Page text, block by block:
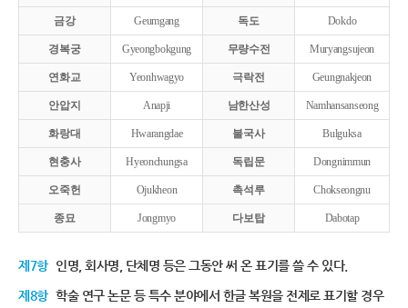
금강 Geumgang 독도 Dokdo
경복궁 Gyeongbokgung 무량수전 Muryangsujeon
연화교 Yeonhwagyo 극락전 Geungnakjeon
안압지 Anapji 남한산성 Namhansanseong
화랑대 Hwarangdae 불국사 Bulguksa
현충사 Hyeonchungsa 독립문 Dongnimmun
오죽헌 Ojukheon 촉석루 Chokseongnu
종묘 Jongmyo 다보탑 Dabotap
제7항 인명, 회사명, 단체명 등은 그동안 써 온 표기를 쓸 수 있다.
제8항 학술 연구 논문 등 특수 분야에서 한글 복원을 전제로 표기할 경우